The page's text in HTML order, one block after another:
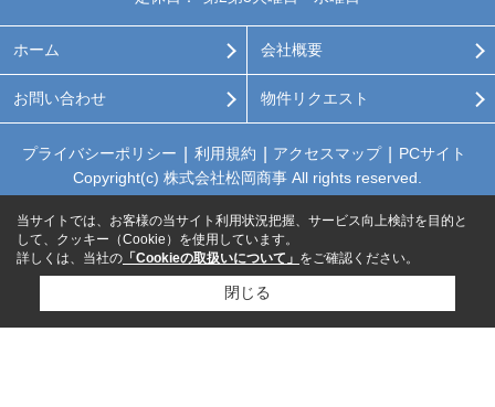
ホーム 会社概要
お問い合わせ 物件リクエスト
プライバシーポリシー 利用規約 アクセスマップ
PCサイト
Copyright(c) 株式会社松岡商事 All rights reserved.
当サイトでは、お客様の当サイト利用状況把握、サービス向上検討を目的と
して、クッキー（Cookie）を使用しています。
詳しくは、当社の 「Cookieの取扱いについて」 をご確認ください。
閉じる